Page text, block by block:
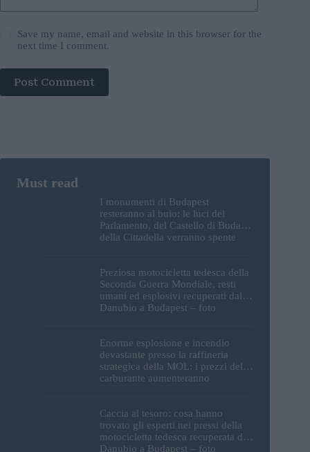
Save my name, email and website in this browser for the
next time I comment.
Post Comment
I monumenti di Budapest
resteranno al buio: le luci del
Parlamento, del Castello di Buda e
della Cittadella verranno spente
Preziosa motocicletta tedesca della
Seconda Guerra Mondiale, resti
umani ed esplosivi recuperati dal
Danubio a Budapest – foto
Enorme esplosione e incendio
devastante presso la raffineria
strategica della MOL: i prezzi del
carburante aumenteranno
Caccia al tesoro: cosa hanno
trovato gli esperti nei pressi della
motocicletta tedesca recuperata dal
Danubio a Budapest – foto